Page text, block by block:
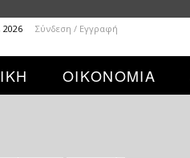
Σύνδεση / Εγγραφή
ΟΙΚΟΝΟΜΙΑ